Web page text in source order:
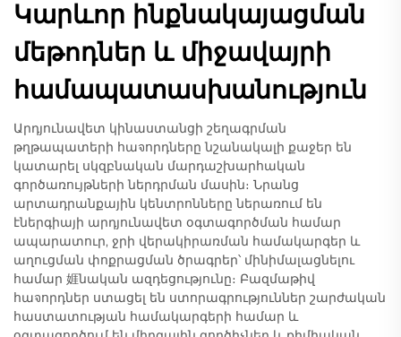
Կարևոր ինքնակայացման
մեթոդներ և միջավայրի
համապատասխանություն
Արդյունավետ կինաստանցի շեղագրման
թղթապատերի հաจորդները նշանակալի քաջեր են
կատարել սկզբնական մարդաշխարհական
գործառույթների ներդրման մասին։ Նրանց
արտադրանքային կենտրոնները ներառում են
էներգիայի արդյունավետ օգտագործման համար
ապարատուր, ջրի վերակիրառման համակարգեր և
աղուցման փոքրացման ծրագրեր՝ մինիմալացնելու
համար 娾նական ազդեցությունը։ Բազմաթիվ
հաจորդներ ստացել են ստորագրություններ շարժական
հաստատության համակարգերի համար և